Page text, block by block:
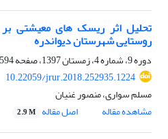
تحلیل اثر ریسک‏ های معیشتی بر
روستایی شهرستان دیواندره
دوره 9، شماره 4، زمستان 1397، صفحه
594-607
10.22059/jrur.2018.252935.1224
مسلم سواری، منصور غنیان
مشاهده مقاله
اصل مقاله 2.9 M